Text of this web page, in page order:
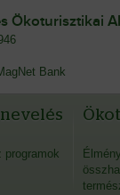
Ökoturisztikai
Bank
programok